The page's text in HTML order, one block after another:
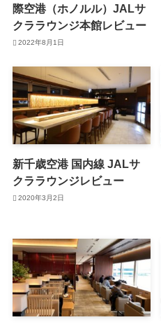
際空港（ホノルル）JALサ
クララウンジ本館レビュー
2022年8月1日
新千歳空港 国内線 JALサ
クララウンジレビュー
2020年3月2日